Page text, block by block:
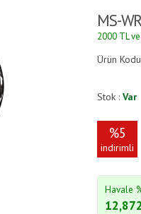
MS-
2000 TL
Ürün
Stok : Var
%5
indirimli
Havale